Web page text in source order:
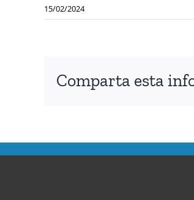
15/02/2024
Comparta esta